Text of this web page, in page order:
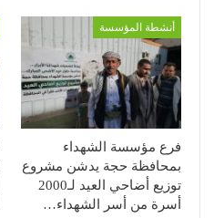
أنشطة المؤسسة
فرع مؤسسة الشهداء
بمحافظة حجة يدشن مشروع
توزيع أضاحي العيد لـ2000
أسرة من أسر الشهداء…